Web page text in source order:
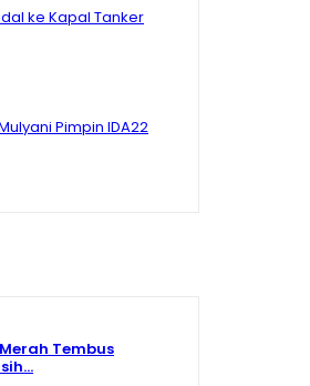
Tempat Hiburan Malam #shorts
Sponsor Pilkada Habis Modal,
ke Kapal Tanker
Pimpin IDA22
Tembus